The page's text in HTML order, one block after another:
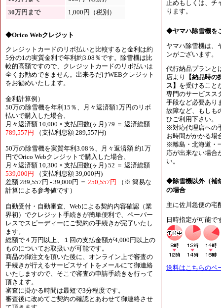
30万円まで
1,000円（税別）
◆Orico Webクレジット
クレジットカードのリボ払いと比較すると金利は約
5分の1の実質金利で年利約3.08％です。除雪機は比
較的高額ですので、クレジットカードのリボ払いは
全くお勧めできません。出来るだけWEBクレジット
をお勧めいたします。
金利計算例）
50万の除雪機を年利15％、月々返済額1万円のリボ
払いで購入した場合、
月々返済額 10,000 × 支払回数(ヶ月) 79 ＝ 返済総額
789,557円
（支払利息額 289,557円)
50万の除雪機を実質年利3.08％、月々返済額 約1万
円でOrico Webクレジットで購入した場合、
月々返済額 10,300 × 支払回数(ヶ月) 52 ＝ 返済総額
539,000円
（支払利息額 39,000円)
差額 289,557円 - 39,000円 ＝ 250,557円
（※ 簡易な
計算による参考値です）
自動受付・自動審査、Webによる契約内容確認（業
界初）でクレジット手続きが簡単便利で、ペーパー
レスでスピーディーにご契約の手続きが完了いたし
ます。
総額で４万円以上、１回の支払金額が4,000円以上の
ものについてお取扱いが可能です。
商品の御注文を頂いた後に、オンライン上で審査の
手続きが行えるサービスサイトをメールにて御連絡
いたしますので、そこで審査の申請手続きを行って
頂きます。
審査に掛かる時間は最短で3分程度です。
審査後に改めてご契約の確認とあわせて御連絡させ
止めもしくは、チ
ります。
◆ヤマハ除雪機を
ヤマハ除雪機は、
ンがございます。
代行納品プランと
店より
【納品時
ス】 を受けること
専門のサービスス
手段など必要あり
故障など、もしも
ひご利用下さい。
※対応代理店への
お時間がかかる場
※離島・北海道・
応が出来ない場合
い。
◆除雪機以外（補
の場合
主に佐川急便の宅
日時指定が可能で
送料はこちらのペ